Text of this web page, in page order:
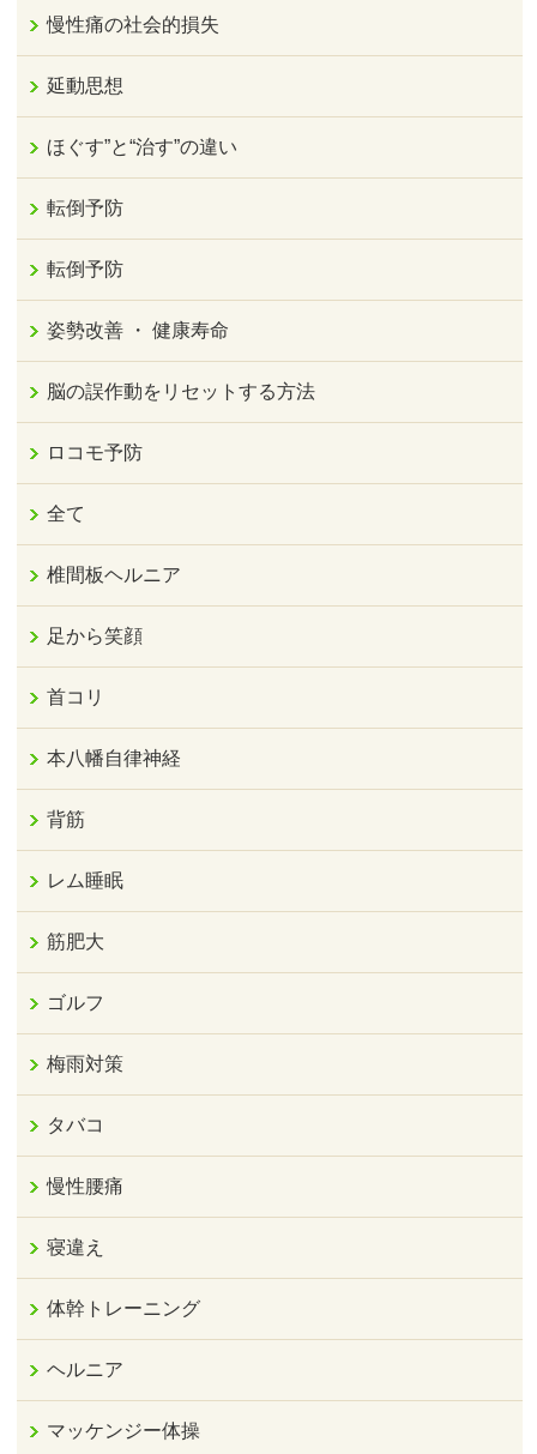
慢性痛の社会的損失
延動思想
ほぐす”と“治す”の違い
転倒予防
転倒予防
姿勢改善 ・ 健康寿命
脳の誤作動をリセットする方法
ロコモ予防
全て
椎間板ヘルニア
足から笑顔
首コリ
本八幡自律神経
背筋
レム睡眠
筋肥大
ゴルフ
梅雨対策
タバコ
慢性腰痛
寝違え
体幹トレーニング
ヘルニア
マッケンジー体操